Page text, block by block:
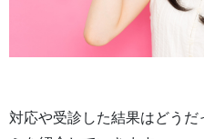
対応や受診した結果はどう